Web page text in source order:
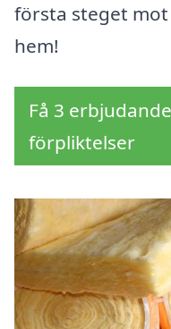
första steget
hem!
Få 3
förpliktelser